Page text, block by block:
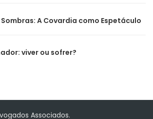
A Covardia como Espetáculo
viver ou sofrer?
Associados.